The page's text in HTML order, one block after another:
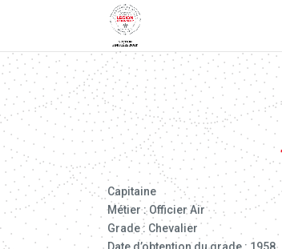
Capitaine
Métier : Officier Air
Grade : Chevalier
Date d’obtention du grade : 1958